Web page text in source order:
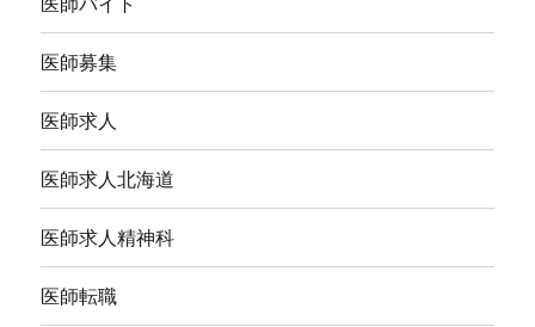
医師募集
医師求人
医師求人北海道
医師求人精神科
医師転職